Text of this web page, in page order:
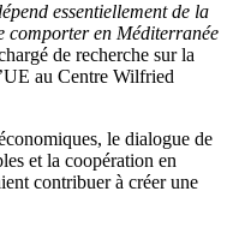
essentiellement de la
comporter en Méditerranée
de recherche sur la
au Centre Wilfried
le dialogue de
et la coopération en
contribuer à créer une